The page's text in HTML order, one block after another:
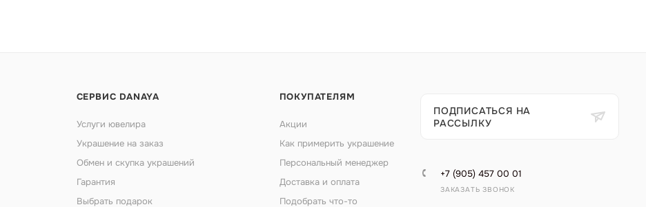
СЕРВИС DANAYA
Услуги ювелира
Украшение на заказ
Обмен и скупка украшений
Гарантия
Выбрать подарок
ПОКУПАТЕЛЯМ
Акции
Как примерить украшение
Персональный менеджер
Доставка и оплата
Подобрать что-то
ПОДПИСАТЬСЯ НА
РАССЫЛКУ
+7 (905) 457 00 01
ЗАКАЗАТЬ ЗВОНОК